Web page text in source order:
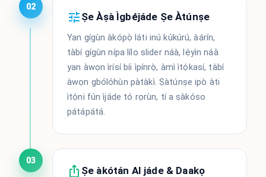
02
Ṣe Àṣà Ìgbéjáde Ṣe Àtúnṣe
Yan gígùn àkópọ̀ láti inú kúkúrú, àárín,
tàbí gígùn nípa lílo slider náà, lẹ́yìn náà
yan àwọn ìrísí bíi ìpínrọ̀, àmì ìtọ́kasí, tàbí
àwọn gbólóhùn pàtàkì. Ṣàtúnṣe ipò àti
ìtọ́ni fún ìjáde tó rọrùn, tí a ṣàkóso
pátápátá.
03
Ṣe àkótán AI jáde & Daakọ